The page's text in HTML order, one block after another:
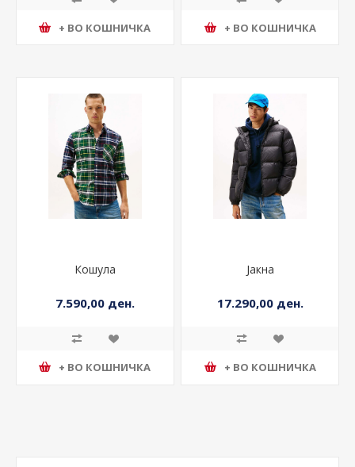
+ ВО КОШНИЧКА + ВО КОШНИЧКА
Кошула
7.590,00 ден.
Јакна
17.290,00 ден.